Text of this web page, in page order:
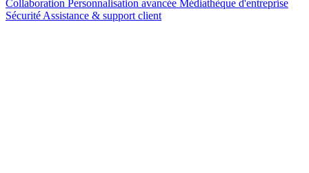
Collaboration Personnalisation avancée Médiathèque d'entreprise
Sécurité Assistance & support client